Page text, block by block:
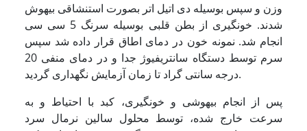
وزن و سپس بوسیله دی اتیل اتر بصورت استنشاقی بیهوش
شدند. خونگیری از بطن قلبی بوسیله سرنگ 5 سی سی
انجام شد. نمونه خون در دمای اطاق قرار داده شد سپس
سرم توسط دستگاه سانتریفیوژ جدا و در دمای منفی 20
درجه سانتی گراد تا زمان آزمایش نگهداری گردید.
پس از انجام بیهوشی و خونگیری، کبد با احتیاط و به
سرعت خارج شده، توسط محلول سالین نرمال سرد